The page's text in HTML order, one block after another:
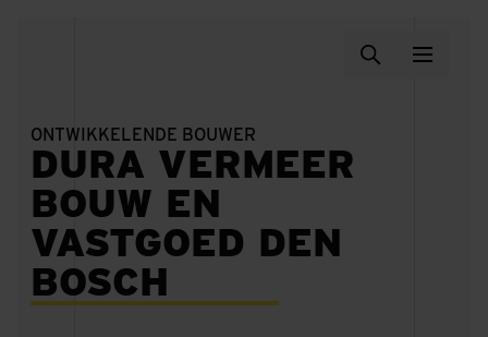
DURA VERMEER
BOUW EN
VASTGOED DEN
BOSCH
ONTWIKKELENDE BOUWER